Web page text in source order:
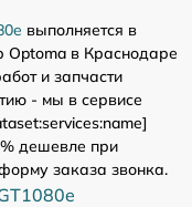
выполняется в
Optoma в Краснодаре
и запчасти
- мы в сервисе
дешевле при
заказа звонка.